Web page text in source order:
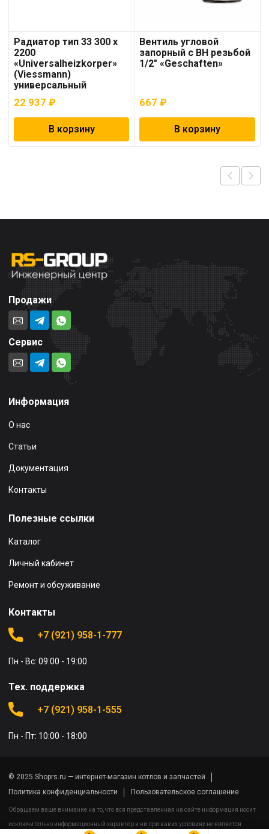
Радиатор тип 33 300 x
2200
«Universalheizkorper»
(Viessmann)
универсальный
22 937 ₽
В корзину
Вентиль угловой
запорный с ВН резьбой
1/2″ «Geschaften»
667₽
В корзину
Продажи
Сервис
Информация
О нас
Статьи
Документация
Контакты
Полезные ссылки
Каталог
Личный кабинет
Ремонт и обсуживание
Контакты
+7 (921) 958-1-777
Пн - Вс: 09:00 - 19:00
Тех. поддержка
+7 (921) 958-1-555
Пн - Пт: 10:00 - 18:00
© 2025 Shoprs.ru — интернет-магазин котлов и запчастей
Политика конфиденциальности
Пользовательское соглашение
Обращаем ваше внимание на то, что вся представленная на сайте информация носит
исключительно информационный характер и ни при каких условиях не является